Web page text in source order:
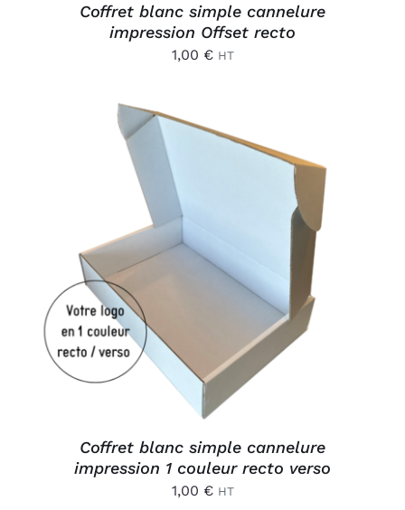
Coffret blanc simple cannelure
impression Offset recto
1,00 € HT
AJOUTER AU PANIER
DÉTAILS
Coffret blanc simple cannelure
impression 1 couleur recto verso
1,00 € HT